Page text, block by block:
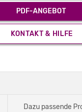
PDF-ANGEBOT
KONTAKT & HILFE
Dazu passende